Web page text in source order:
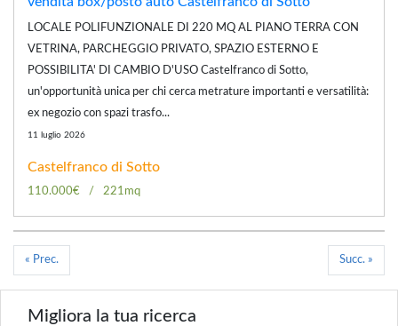
LOCALE POLIFUNZIONALE DI 220 MQ AL PIANO TERRA CON
VETRINA, PARCHEGGIO PRIVATO, SPAZIO ESTERNO E
POSSIBILITA' DI CAMBIO D'USO Castelfranco di Sotto,
un'opportunità unica per chi cerca metrature importanti e versatilità:
ex negozio con spazi trasfo...
11 luglio 2026
Castelfranco di Sotto
110.000€ 221mq
« Prec. Succ. »
Migliora la tua ricerca